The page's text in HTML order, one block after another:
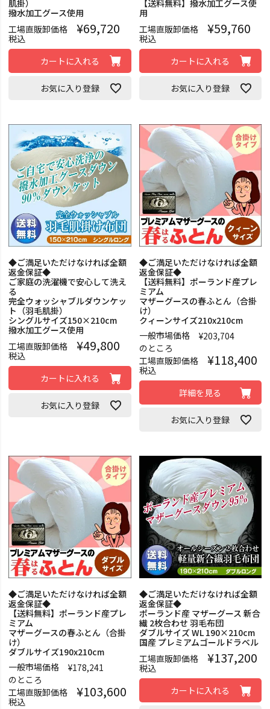
肌掛）
撥水加工グース使用
工場直販卸価格
¥69,720
税込
カートに入れる
お気に入り登録
【送料無料】撥水加工グース使
用
工場直販卸価格
¥59,760
税込
カートに入れる
お気に入り登録
◆ご満足いただけなければ全額
返金保証◆
ご家庭の洗濯機で安心して洗え
る
完全ウォッシャブルダウンケッ
ト（羽毛肌掛）
シングルサイズ150×210cm
撥水加工グース使用
工場直販卸価格
¥49,800
税込
カートに入れる
お気に入り登録
◆ご満足いただけなければ全額
返金保証◆
【送料無料】ポーランド産プレ
ミアム
マザーグースの春ふとん（合掛
け）
クィーンサイズ210x210cm
一般市場価格
¥203,704
のところ
工場直販卸価格
¥118,400
税込
詳細を見る
お気に入り登録
◆ご満足いただけなければ全額
返金保証◆
【送料無料】ポーランド産プレ
ミアム
マザーグースの春ふとん（合掛
け）
ダブルサイズ190x210cm
一般市場価格
¥178,241
のところ
工場直販卸価格
¥103,600
税込
◆ご満足いただけなければ全額
返金保証◆
ポーランド産 マザーグース 新合
繊 2枚合わせ 羽毛布団
ダブルサイズ WL 190×210cm
国産 プレミアムゴールドラベル
工場直販卸価格
¥137,200
税込
カートに入れる